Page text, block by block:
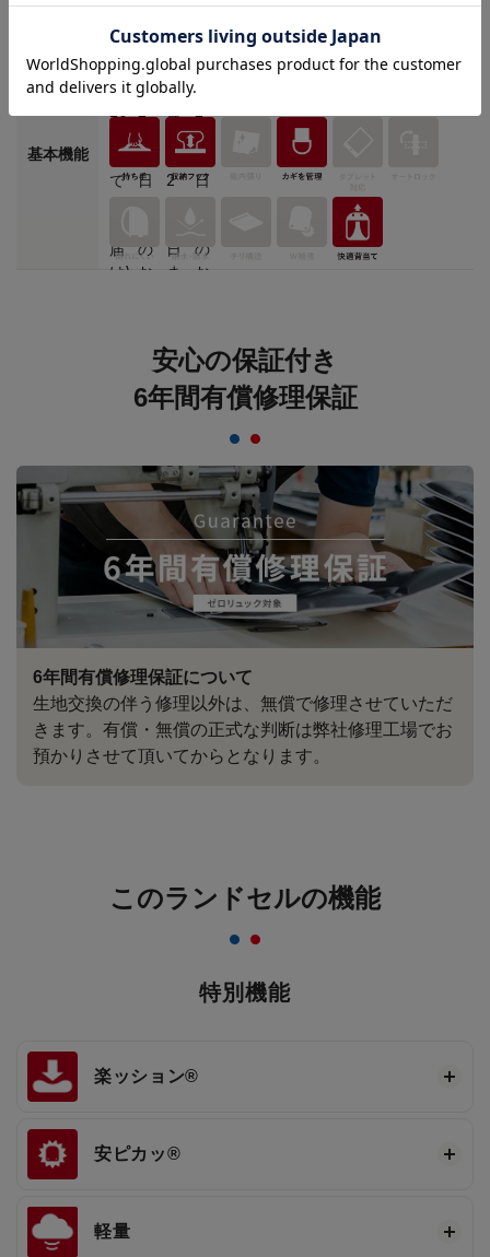
基本機能
安心の保証付き
6年間有償修理保証
6年間有償修理保証について
生地交換の伴う修理以外は、無償で修理させていただ
きます。有償・無償の正式な判断は弊社修理工場でお
預かりさせて頂いてからとなります。
このランドセルの機能
特別機能
楽ッション®
安ピカッ®
軽量